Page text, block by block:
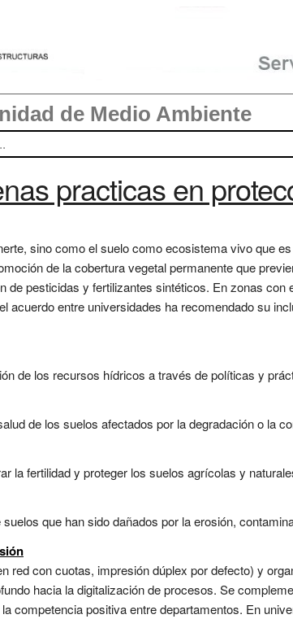
de Medio Ambiente
practicas en
sino como el suelo como ecosistema vivo que
de la cobertura vegetal permanente que
de pesticidas y fertilizantes sintéticos. En zonas con
acuerdo entre universidades ha recomendado su
de los recursos hídricos a través de políticas y
de los suelos afectados por la degradación o la
la fertilidad y proteger los suelos agrícolas y
que han sido dañados por la erosión,
red con cuotas, impresión dúplex por defecto) y
hacia la digitalización de procesos. Se
competencia positiva entre departamentos. En